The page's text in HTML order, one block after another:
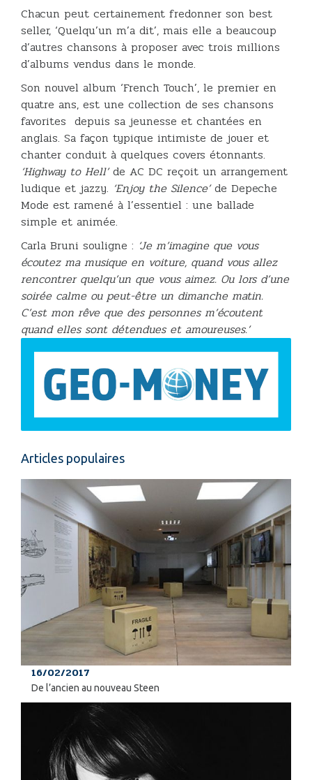
Chacun peut certainement fredonner son best
seller, ‘Quelqu’un m’a dit’, mais elle a beaucoup
d’autres chansons à proposer avec trois millions
d’albums vendus dans le monde.
Son nouvel album ‘French Touch’, le premier en
quatre ans, est une collection de ses chansons
favorites depuis sa jeunesse et chantées en
anglais. Sa façon typique intimiste de jouer et
chanter conduit à quelques covers étonnants.
‘Highway to Hell’de AC DC reçoit un arrangement
ludique et jazzy. ‘Enjoy the Silence’de Depeche
Mode est ramené à l’essentiel : une ballade
simple et animée.
Carla Bruni souligne : ‘Je m’imagine que vous
écoutez ma musique en voiture, quand vous allez
rencontrer quelqu’un que vous aimez. Ou lors d’une
soirée calme ou peut-être un dimanche matin.
C’est mon rêve que des personnes m’écoutent
quand elles sont détendues et amoureuses.’
Articles populaires
16/02/2017
De l’ancien au nouveau Steen